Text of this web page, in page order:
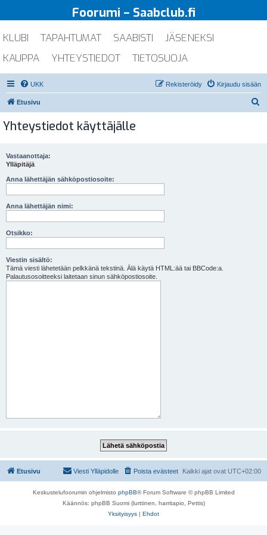
Foorumi – Saabclub.fi
KLUBI TAPAHTUMAT SAABISTI
JÄSENEKSI
KAUPPA
YHTEYSTIEDOT TIETOSUOJA
UKK Kirjaudu sisään
Rekisteröidy
Etusivu
Yhteystiedot käyttäjälle
Vastaanottaja:
Ylläpitäjä
Anna lähettäjän sähköpostiosoite:
Anna lähettäjän nimi:
Otsikko:
Viestin sisältö:
Tämä viesti lähetetään pelkkänä tekstinä. Älä käytä HTML:ää tai BBCode:a.
Palautusosoitteeksi laitetaan sinun sähköpostiosoite.
Etusivu Kaikki ajat ovat UTC+02:00
Poista evästeet
Viesti Ylläpidolle
Keskustelufoorumin ohjelmisto phpBB® Forum Software © phpBB Limited
Käännös: phpBB Suomi (lurttinen, harritapio, Pettis)
Yksityisyys | Ehdot